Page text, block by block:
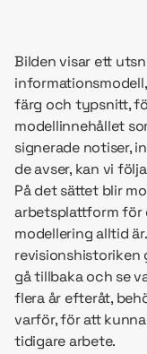
Bilden visar ett
färg och typsnitt,
modellinnehållet
signerade notiser,
de avser, kan vi
På det sättet blir
arbetsplattform för
modellering alltid
revisionshistoriken
gå tillbaka och se
flera år efteråt,
varför, för att
tidigare arbete.